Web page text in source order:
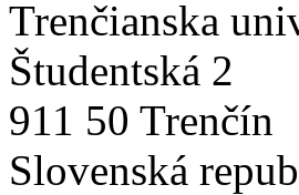
Trenčianska
Študentská 2
911 50 Trenčín
Slovenská